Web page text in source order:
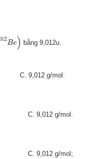
Be)
,012 B
bằng 9,012u.
9,012 g/mol.
9,012 g/mol.
9,012 g/mol;